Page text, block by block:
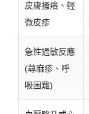
皮膚搔癢、輕
微皮疹
急性過敏反應
(蕁麻疹、呼
吸困難)